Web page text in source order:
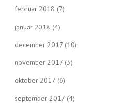
februar 2018 (7)
januar 2018 (4)
december 2017 (10)
november 2017 (3)
oktober 2017 (6)
september 2017 (4)